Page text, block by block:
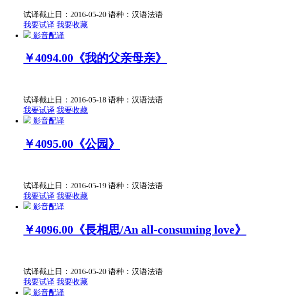
试译截止日：2016-05-20 语种：汉语法语
我要试译 我要收藏
影音配译
￥4094.00 《我的父亲母亲》
试译截止日：2016-05-18 语种：汉语法语
我要试译 我要收藏
影音配译
￥4095.00 《公园》
试译截止日：2016-05-19 语种：汉语法语
我要试译 我要收藏
影音配译
￥4096.00 《長相思/An all-consuming love》
试译截止日：2016-05-20 语种：汉语法语
我要试译 我要收藏
影音配译